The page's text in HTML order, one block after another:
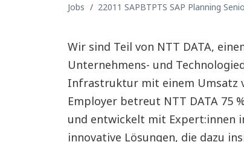
Jobs 22011 SAPBTPTS SAP Planning
Wir sind Teil von NTT DATA,
Unternehmens- und
Infrastruktur mit einem Umsatz
Employer betreut NTT DATA 75
und entwickelt mit Expert:innen
innovative Lösungen, die dazu